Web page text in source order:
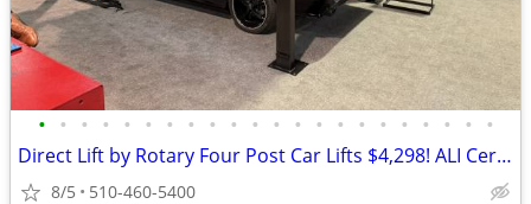
• • • • • • • • • • • • • • • • • • • • • •
Direct Lift by Rotary Four Post Car Lifts $4,298! ALI Certified!
8/5 510-460-5400